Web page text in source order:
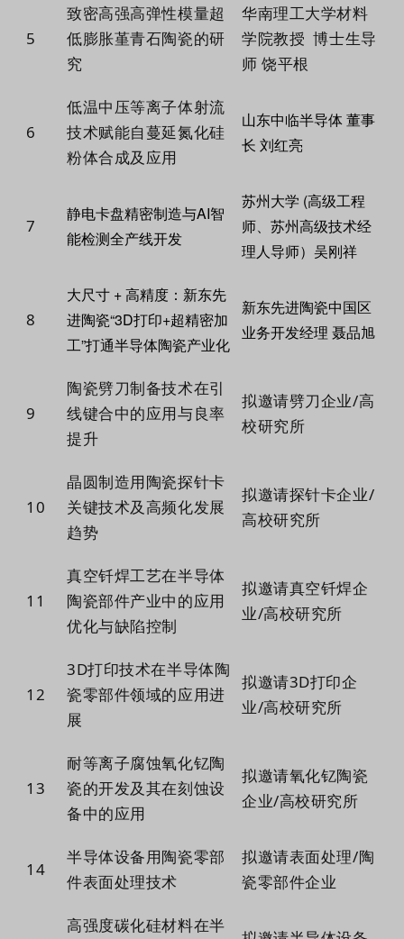
5
致密高强高弹性模量超
低膨胀堇青石陶瓷的研
究
华南理工大学材料
学院教授 博士生导
师 饶平根
6
低温中压等离子体射流
技术赋能自蔓延氮化硅
粉体合成及应用
山东中临半导体 董事
长 刘红亮
7
静电卡盘精密制造与AI智
能检测全产线开发
苏州大学 (高级工程
师、苏州高级技术经
理人导师）吴刚祥
8
大尺寸 + 高精度：新东先
进陶瓷“3D打印+超精密加
工”打通半导体陶瓷产业化
新东先进陶瓷中国区
业务开发经理 聂品旭
9
陶瓷劈刀制备技术在引
线键合中的应用与良率
提升
拟邀请劈刀企业/高
校研究所
10
晶圆制造用陶瓷探针卡
关键技术及高频化发展
趋势
拟邀请探针卡企业/
高校研究所
1 1
真空钎焊工艺在半导体
陶瓷部件产业中的应用
优化与缺陷控制
拟邀请真空钎焊企
业/高校研究所
1 2
3D打印技术在半导体陶
瓷零部件领域的应用进
展
拟邀请3D打印企
业/高校研究所
1 3
耐等离子腐蚀氧化钇陶
瓷的开发及其在刻蚀设
备中的应用
拟邀请氧化钇陶瓷
企业/高校研究所
1 4
半导体设备用陶瓷零部
件表面处理技术
拟邀请表面处理/陶
瓷零部件企业
高强度碳化硅材料在半